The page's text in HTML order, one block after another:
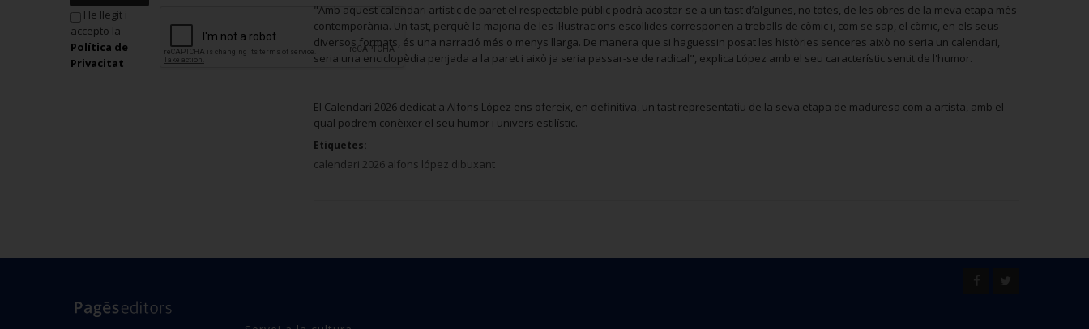
He llegit i
accepto la
Política de
Privacitat
"Amb aquest calendari artístic de paret el respectable públic podrà acostar-se a un tast d’algunes, no totes, de les obres de la meva etapa més
contemporània. Un tast, perquè la majoria de les il·lustracions escollides corresponen a treballs de còmic i, com se sap, el còmic, en els seus
diversos formats, és una narració més o menys llarga. De manera que si haguessin posat les històries senceres això no seria un calendari,
seria una enciclopèdia penjada a la paret i això ja seria passar-se de radical", explica López amb el seu característic sentit de l'humor.
El Calendari 2026 dedicat a Alfons López ens ofereix, en definitiva, un tast representatiu de la seva etapa de maduresa com a artista, amb el
qual podrem conèixer el seu humor i univers estilístic.
Etiquetes:
calendari 2026 alfons lópez dibuxant